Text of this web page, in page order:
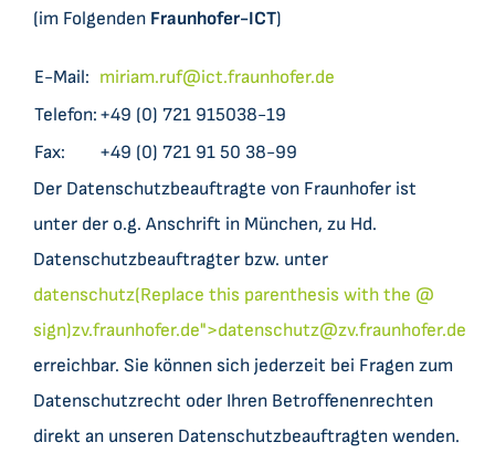
(im Folgenden Fraunhofer-ICT)
E-Mail: miriam.ruf@ict.fraunhofer.de
Telefon: +49 (0) 721 915038-19
Fax:
+49 (0) 721 91 50 38-99
Der Datenschutzbeauftragte von Fraunhofer ist
unter der o.g. Anschrift in München, zu Hd.
Datenschutzbeauftragter bzw. unter
datenschutz(Replace this parenthesis with the @
sign)zv.fraunhofer.de">datenschutz@zv.fraunhofer.de
erreichbar. Sie können sich jederzeit bei Fragen zum
Datenschutzrecht oder Ihren Betroffenenrechten
direkt an unseren Datenschutzbeauftragten wenden.